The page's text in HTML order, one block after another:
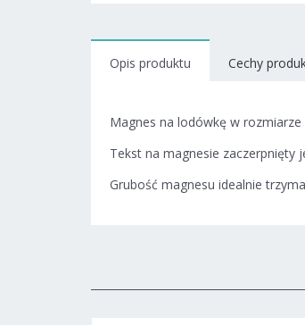
Opis produktu Cechy
Magnes na lodówkę w rozmiarze
Tekst na magnesie zaczerpnięty
Grubość magnesu idealnie